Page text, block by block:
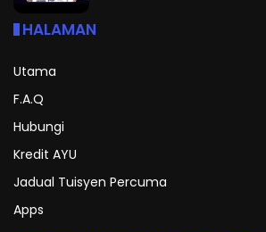
HALAMAN
Utama
F.A.Q
Hubungi
Kredit AYU
Jadual Tuisyen Percuma
Apps